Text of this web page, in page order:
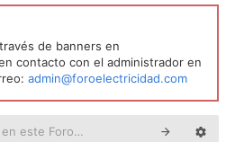
de banners en
contacto con el administrador en
admin@foroelectricidad.com